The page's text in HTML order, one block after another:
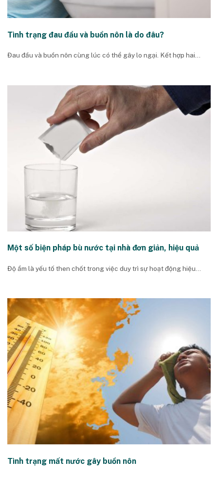
Tình trạng đau đầu và buồn nôn là do đâu?
Đau đầu và buồn nôn cùng lúc có thể gây lo ngại. Kết hợp hai...
Một số biện pháp bù nước tại nhà đơn giản, hiệu quả
Độ ẩm là yếu tố then chốt trong việc duy trì sự hoạt động hiệu...
Tình trạng mất nước gây buồn nôn